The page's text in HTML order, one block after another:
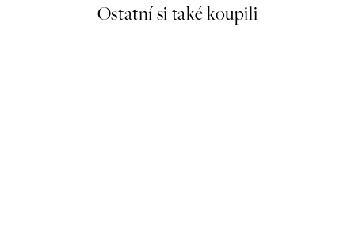
Ostatní si také koupili